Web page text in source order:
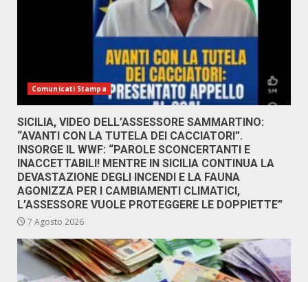
Comunicati Stampa
SICILIA, VIDEO DELL’ASSESSORE SAMMARTINO:
“AVANTI CON LA TUTELA DEI CACCIATORI”.
INSORGE IL WWF: “PAROLE SCONCERTANTI E
INACCETTABILI! MENTRE IN SICILIA CONTINUA LA
DEVASTAZIONE DEGLI INCENDI E LA FAUNA
AGONIZZA PER I CAMBIAMENTI CLIMATICI,
L’ASSESSORE VUOLE PROTEGGERE LE DOPPIETTE”
7 Agosto 2026